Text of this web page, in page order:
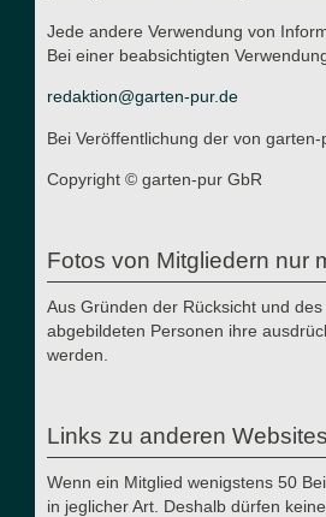
Jede andere Verwendung von
Bei einer beabsichtigten
redaktion@garten-pur.de
Bei Veröffentlichung der von
Copyright © garten-pur GbR
Fotos von Mitgliedern nur
Aus Gründen der Rücksicht und
abgebildeten Personen ihre
werden.
Links zu anderen
Wenn ein Mitglied wenigstens 50
in jeglicher Art. Deshalb dürfen